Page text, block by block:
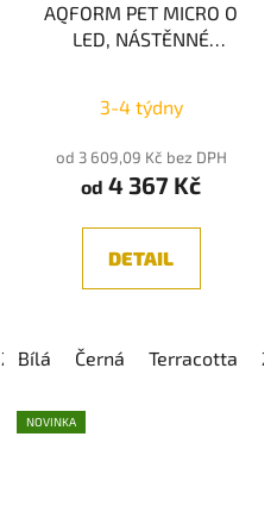
Zlatá Šedá Béžová
AQFORM PET MICRO O
LED, NÁSTĚNNÉ
3-4 týdny
od 3 609,09 Kč bez DPH
od 4 367 Kč
DETAIL
Bílá Černá Terracotta
NOVINKA